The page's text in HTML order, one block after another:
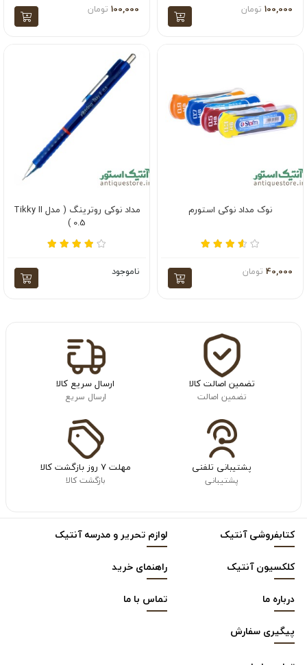
100,000 تومان 100,000 تومان
نوک مداد نوکی استورم
40,000 تومان
مداد نوکی روترینگ ( مدل Tikky II
0.5 )
ناموجود
تضمین اصالت کالا
تضمین اصالت
ارسال سریع کالا
ارسال سریع
پشتیبانی تلفنی
پشتیبانی
مهلت ۷ روز بازگشت کالا
بازگشت کالا
کتابفروشی آنتیک
لوازم تحریر و مدرسه آنتیک
کلکسیون آنتیک
راهنمای خرید
درباره ما
تماس با ما
پیگیری سفارش